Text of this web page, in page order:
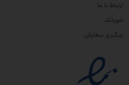
ارتباط با ما
شورتکد
پیگیری سفارش